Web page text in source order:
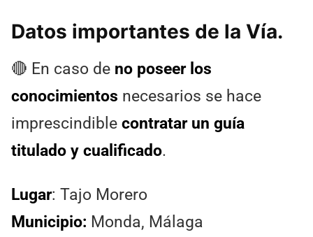
Datos importantes de la Vía.
🔴 En caso de no poseer los
conocimientos necesarios se hace
imprescindible contratar un guía
titulado y cualificado.
Lugar: Tajo Morero
Municipio: Monda, Málaga